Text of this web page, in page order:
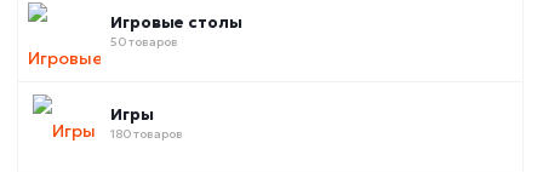
Игровые столы
50 товаров
Игры
180 товаров